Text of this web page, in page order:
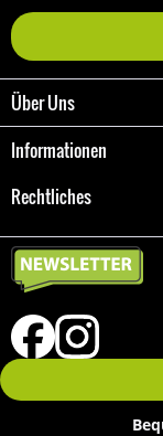
Über Uns
Informationen
Rechtliches